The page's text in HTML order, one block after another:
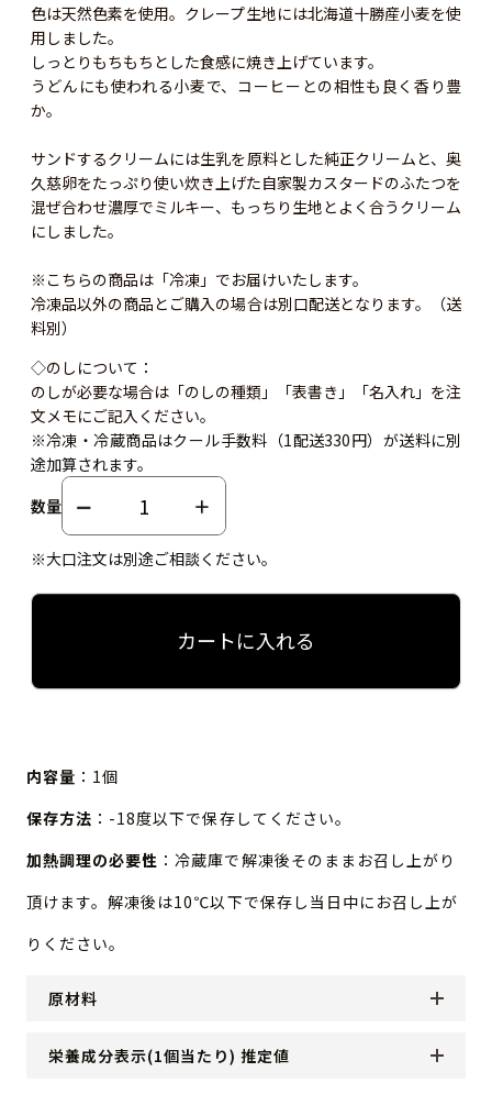
色は天然色素を使用。クレープ生地には北海道十勝産小麦を使
用しました。
しっとりもちもちとした食感に焼き上げています。
うどんにも使われる小麦で、コーヒーとの相性も良く香り豊
か。
サンドするクリームには生乳を原料とした純正クリームと、奥
久慈卵をたっぷり使い炊き上げた自家製カスタードのふたつを
混ぜ合わせ濃厚でミルキー、もっちり生地とよく合うクリーム
にしました。
※こちらの商品は「冷凍」でお届けいたします。
冷凍品以外の商品とご購入の場合は別口配送となります。（送
料別）
◇のしについて：
のしが必要な場合は「のしの種類」「表書き」「名入れ」を注
文メモにご記入ください。
※冷凍・冷蔵商品はクール手数料（1配送330円）が送料に別
途加算されます。
数量
※大口注文は別途ご相談ください。
カートに入れる
内容量 ：1個
保存方法 ：-18度以下で保存してください。
加熱調理の必要性 ：冷蔵庫で解凍後そのままお召し上がり
頂けます。解凍後は10℃以下で保存し当日中にお召し上が
りください。
原材料
栄養成分表示(1個当たり) 推定値